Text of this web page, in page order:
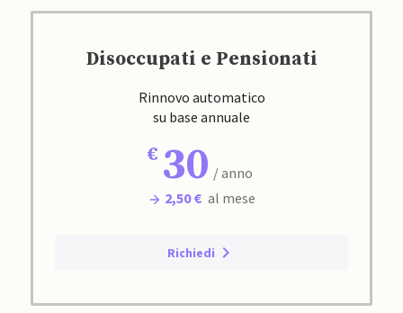
Disoccupati e Pensionati
Rinnovo automatico
su base annuale
30 / anno
2,50 € al mese
Richiedi